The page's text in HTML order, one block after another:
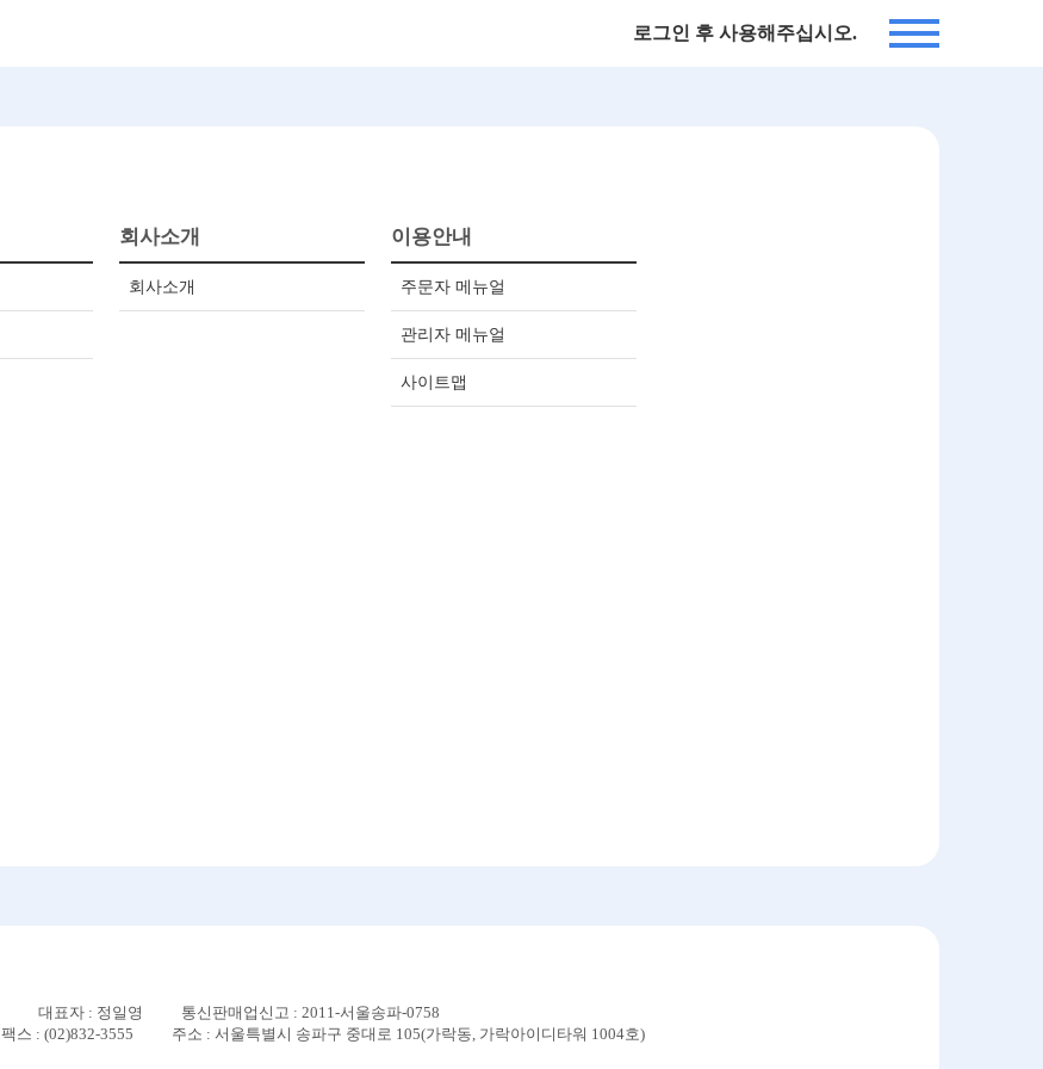
로그인 후 사용해주십시오.
회사소개
회사소개
이용안내
주문자 메뉴얼
관리자 메뉴얼
사이트맵
대표자 : 정일영
통신판매업신고 : 2011-서울송파-0758
팩스 : (02)832-3555 주소 : 서울특별시 송파구 중대로 105(가락동, 가락아이디타워 1004호)